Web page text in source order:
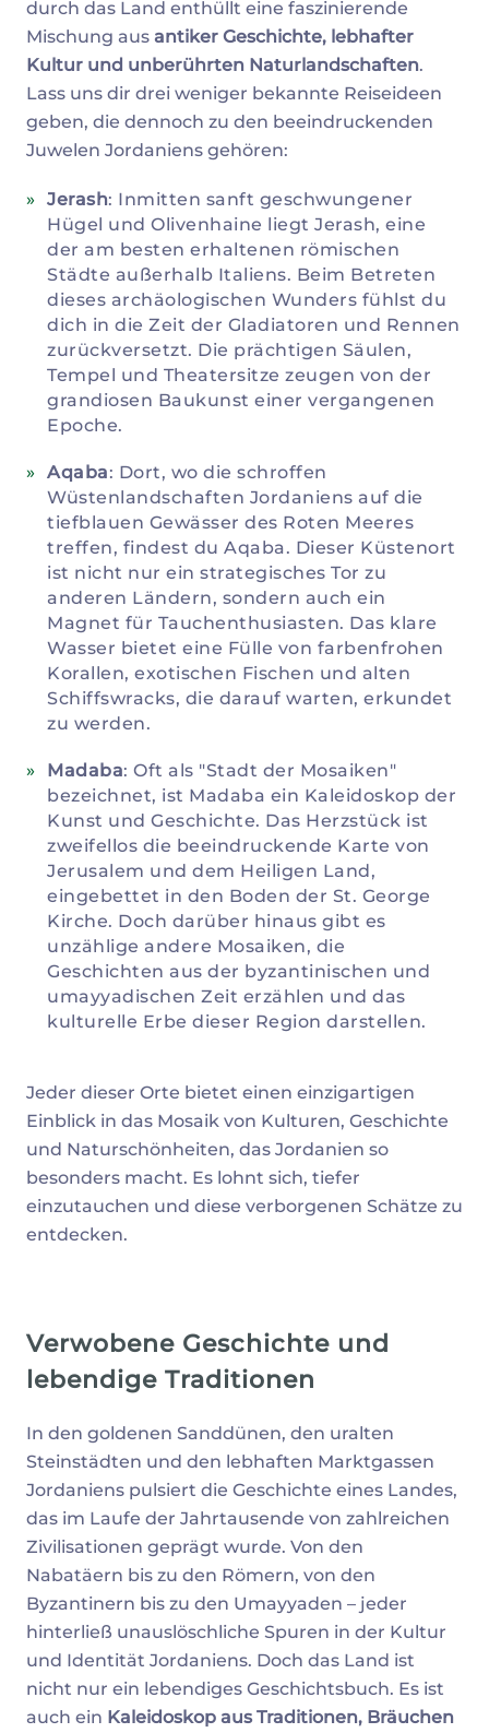
durch das Land enthüllt eine faszinierende
Mischung aus antiker Geschichte, lebhafter
Kultur und unberührten Naturlandschaften.
Lass uns dir drei weniger bekannte Reiseideen
geben, die dennoch zu den beeindruckenden
Juwelen Jordaniens gehören:
Jerash: Inmitten sanft geschwungener
Hügel und Olivenhaine liegt Jerash, eine
der am besten erhaltenen römischen
Städte außerhalb Italiens. Beim Betreten
dieses archäologischen Wunders fühlst du
dich in die Zeit der Gladiatoren und Rennen
zurückversetzt. Die prächtigen Säulen,
Tempel und Theatersitze zeugen von der
grandiosen Baukunst einer vergangenen
Epoche.
Aqaba: Dort, wo die schroffen
Wüstenlandschaften Jordaniens auf die
tiefblauen Gewässer des Roten Meeres
treffen, findest du Aqaba. Dieser Küstenort
ist nicht nur ein strategisches Tor zu
anderen Ländern, sondern auch ein
Magnet für Tauchenthusiasten. Das klare
Wasser bietet eine Fülle von farbenfrohen
Korallen, exotischen Fischen und alten
Schiffswracks, die darauf warten, erkundet
zu werden.
Madaba: Oft als "Stadt der Mosaiken"
bezeichnet, ist Madaba ein Kaleidoskop der
Kunst und Geschichte. Das Herzstück ist
zweifellos die beeindruckende Karte von
Jerusalem und dem Heiligen Land,
eingebettet in den Boden der St. George
Kirche. Doch darüber hinaus gibt es
unzählige andere Mosaiken, die
Geschichten aus der byzantinischen und
umayyadischen Zeit erzählen und das
kulturelle Erbe dieser Region darstellen.
Jeder dieser Orte bietet einen einzigartigen
Einblick in das Mosaik von Kulturen, Geschichte
und Naturschönheiten, das Jordanien so
besonders macht. Es lohnt sich, tiefer
einzutauchen und diese verborgenen Schätze zu
entdecken.
Verwobene Geschichte und
lebendige Traditionen
In den goldenen Sanddünen, den uralten
Steinstädten und den lebhaften Marktgassen
Jordaniens pulsiert die Geschichte eines Landes,
das im Laufe der Jahrtausende von zahlreichen
Zivilisationen geprägt wurde. Von den
Nabatäern bis zu den Römern, von den
Byzantinern bis zu den Umayyaden – jeder
hinterließ unauslöschliche Spuren in der Kultur
und Identität Jordaniens. Doch das Land ist
nicht nur ein lebendiges Geschichtsbuch. Es ist
auch ein Kaleidoskop aus Traditionen, Bräuchen